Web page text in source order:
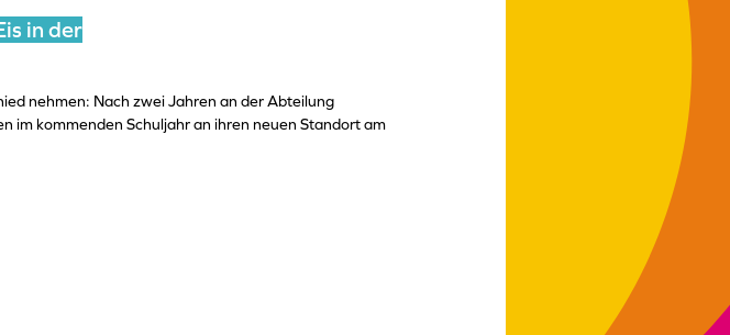
in der
nehmen: Nach zwei Jahren an der Abteilung
im kommenden Schuljahr an ihren neuen Standort am